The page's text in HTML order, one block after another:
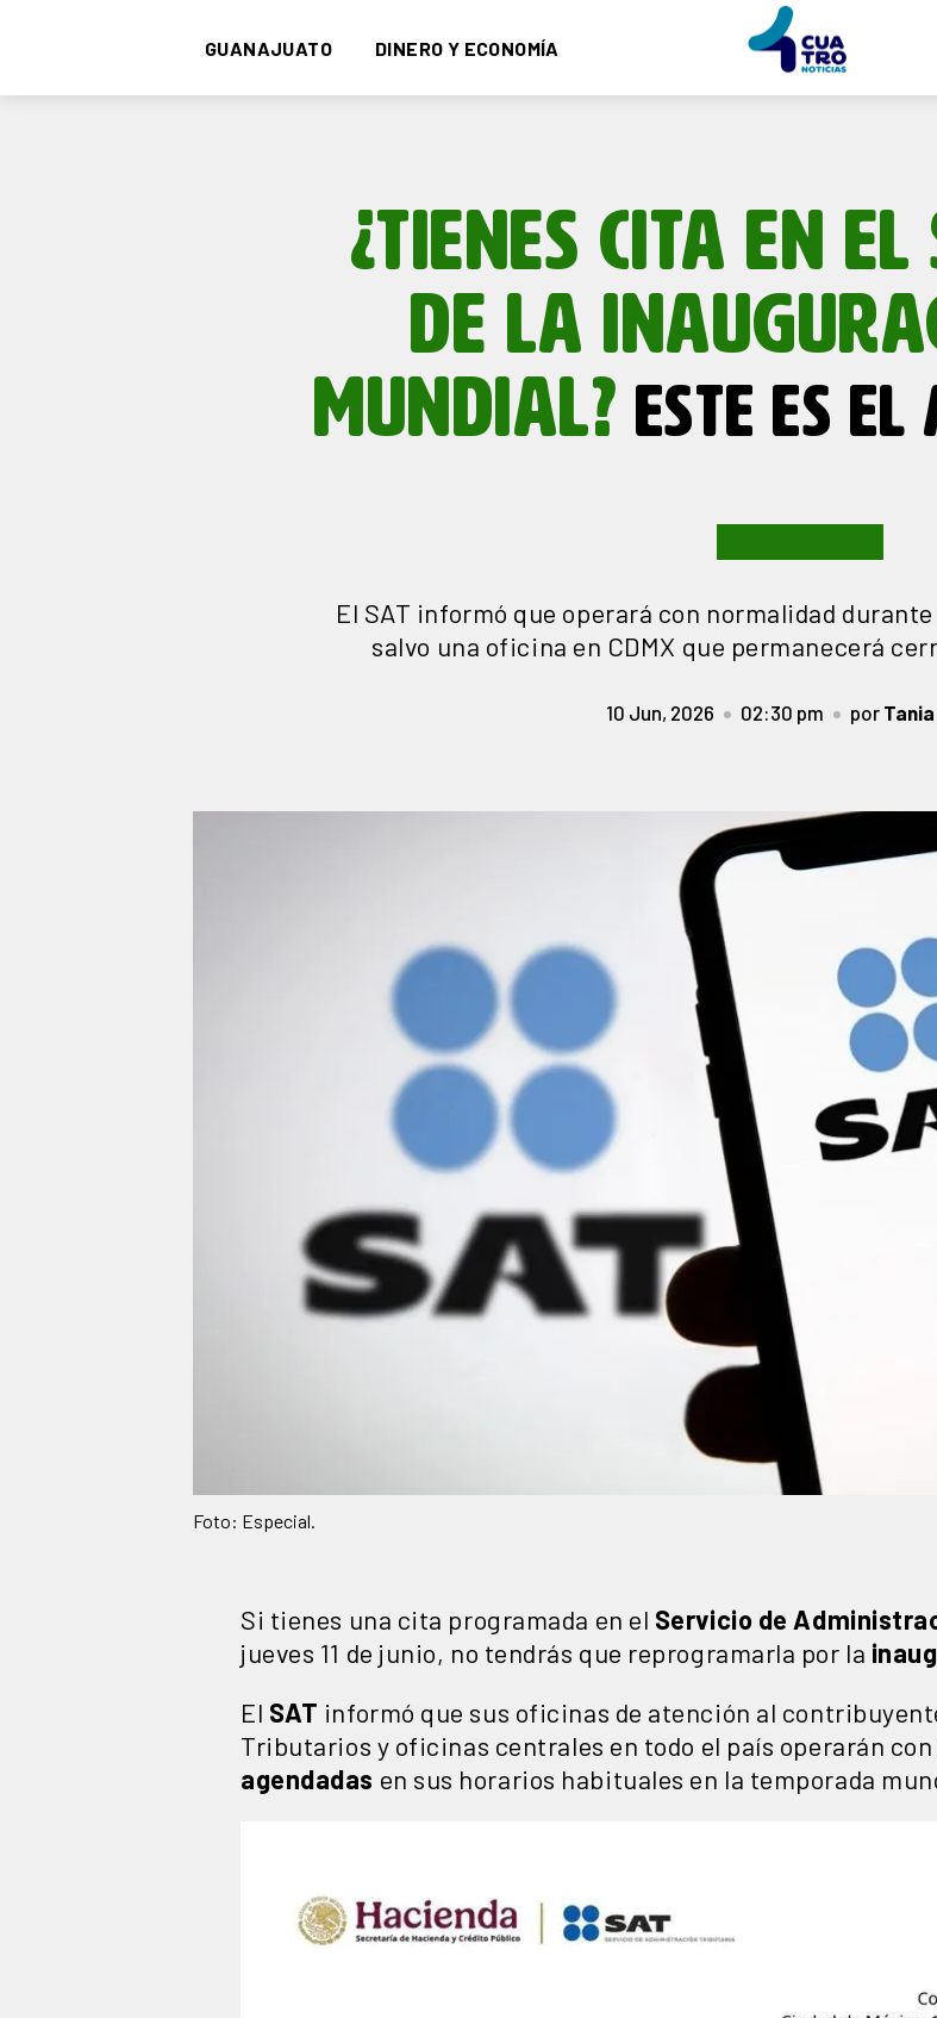
GUANAJUATO DINERO Y ECONOMÍA
¿TIENES CITA EN
DE LA
MUNDIAL? ESTE ES EL
El SAT informó que operará con normalidad
salvo una oficina en CDMX que permanecerá
10 Jun, 2026 02:30 pm por
Foto: Especial.
Si tienes una cita programada en el Servicio de
jueves 11 de junio, no tendrás que reprogramarla por la
El SAT informó que sus oficinas de atención al
Tributarios y oficinas centrales en todo el país operarán con
agendadas en sus horarios habituales en la temporada